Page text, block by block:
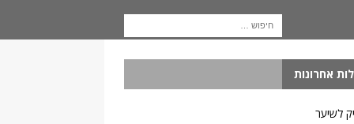
אחרונות
לשיער